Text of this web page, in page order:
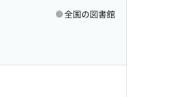
全国の図書館